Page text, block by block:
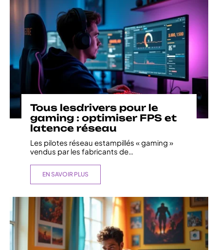
Tous lesdrivers pour le
gaming : optimiser FPS et
latence réseau
Les pilotes réseau estampillés « gaming »
vendus par les fabricants de
EN SAVOIR PLUS